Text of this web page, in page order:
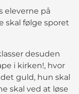
eleverne på
skal følge sporet
desuden
i kirken!, hvor
guld, hun skal
skal ved at løse